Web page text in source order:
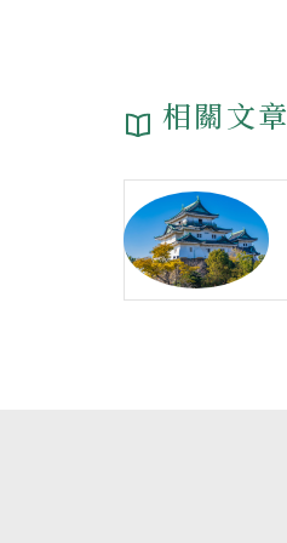
相關文章